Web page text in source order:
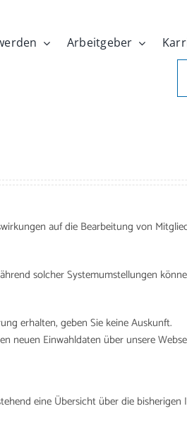
Arbeitgeber
auf die Bearbeitung von
solcher Systemumstellungen
erhalten, geben Sie keine Auskunft.
neuen Einwahldaten über unsere
eine Übersicht über die bisherigen